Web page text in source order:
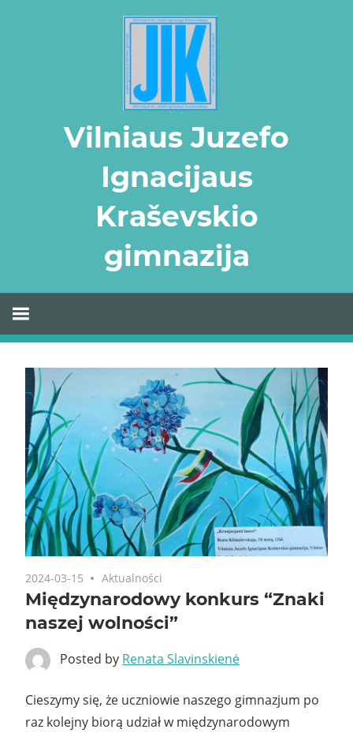
Vilniaus Juzefo
Ignacijaus
Kraševskio
gimnazija
2024-03-15 Aktualności
Międzynarodowy konkurs “Znaki
naszej wolności”
Posted by Renata Slavinskienė
Cieszymy się, że uczniowie naszego gimnazjum po
raz kolejny biorą udział w międzynarodowym